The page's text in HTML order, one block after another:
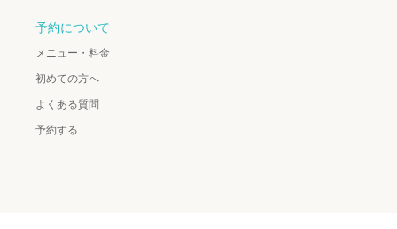
予約について
メニュー・料金
初めての方へ
よくある質問
予約する